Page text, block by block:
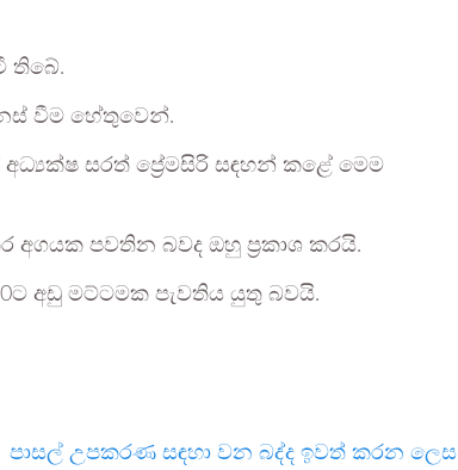
තිබේ.
වීම හේතුවෙන්.
සරත් ප්‍රේමසිරි සඳහන් කළේ මෙම
අගයක පවතින බවද ඔහු ප්‍රකාශ කරයි.
අඩු මට්ටමක පැවතිය යුතු බවයි.
පාසල් උපකරණ සඳහා වන බද්ද ඉවත් කරන ලෙස